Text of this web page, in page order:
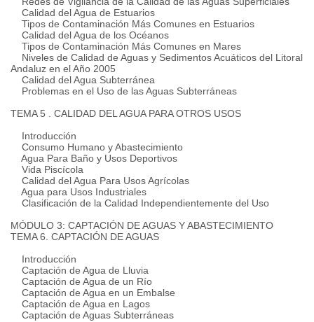
Calidad del Agua de Estuarios
Tipos de Contaminación Más Comunes en Estuarios
Calidad del Agua de los Océanos
Tipos de Contaminación Más Comunes en Mares
Niveles de Calidad de Aguas y Sedimentos Acuáticos del Litoral
Andaluz en el Año 2005
Calidad del Agua Subterránea
Problemas en el Uso de las Aguas Subterráneas
TEMA 5 . CALIDAD DEL AGUA PARA OTROS USOS
Introducción
Consumo Humano y Abastecimiento
Agua Para Baño y Usos Deportivos
Vida Piscícola
Calidad del Agua Para Usos Agrícolas
Agua para Usos Industriales
Clasificación de la Calidad Independientemente del Uso
MÓDULO 3: CAPTACIÓN DE AGUAS Y ABASTECIMIENTO
TEMA 6. CAPTACIÓN DE AGUAS
Introducción
Captación de Agua de Lluvia
Captación de Agua de un Río
Captación de Agua en un Embalse
Captación de Agua en Lagos
Captación de Aguas Subterráneas